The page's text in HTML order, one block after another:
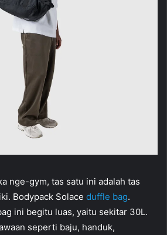
nge-gym, tas satu ini adalah tas
Bodypack Solace duffle bag.
ini begitu luas, yaitu sekitar 30L.
seperti baju, handuk,